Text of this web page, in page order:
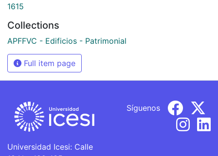
1615
Collections
APFFVC - Edificios - Patrimonial
Full item page
Universidad Icesi: Calle
Síguenos